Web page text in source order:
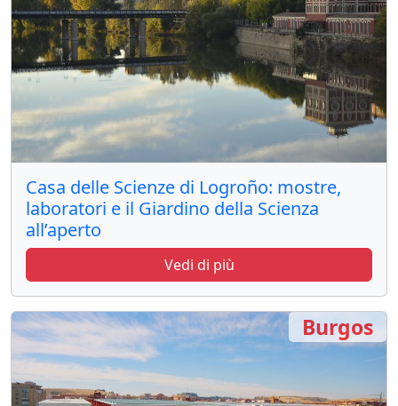
Casa delle Scienze di Logroño: mostre,
laboratori e il Giardino della Scienza
all’aperto
Vedi di più
Burgos